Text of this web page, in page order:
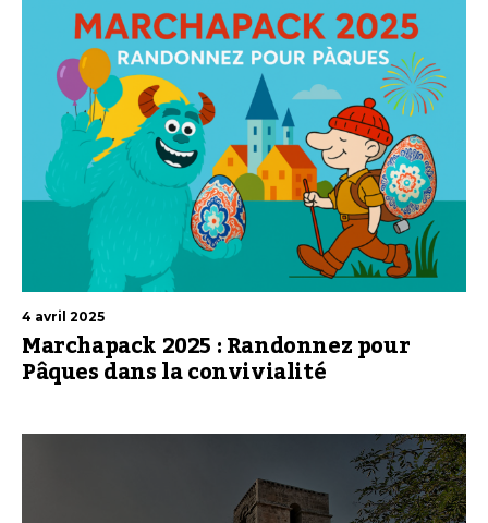
4 avril 2025
Marchapack 2025 : Randonnez pour
Pâques dans la convivialité